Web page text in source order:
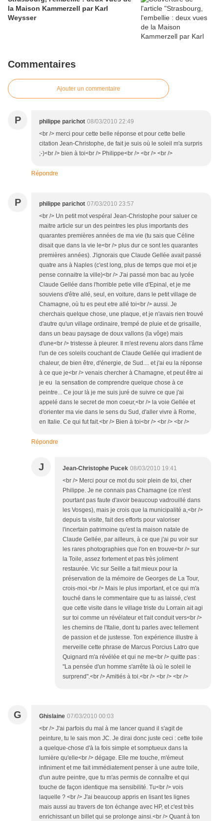
la Maison Kammerzell par Karl
Weysser
Commentaires
Ajouter un commentaire
P philippe parichot 08/03/2010 22:49
<br /> merci pour cette belle réponse et pour cette belle
citation Jean-Christophe, de fait je suis où le soleil m'a surpris
;-)<br /> bien à toi<br /> Philippe<br /> <br /> <br />
Répondre
P philippe parichot 07/03/2010 23:57
<br /> Un petit mot vespéral Jean-Christophe pour saluer ce
maitre article sur un des peintres les plus importants des
quarantes premières années de ma vie (tu sais que Céline
disait que dans la vie le<br /> plus dur ce sont les quarantes
premières années). J'ignorais que Claude Gellée avait passé
quatre ans à Naples (c'est long, plus de temps que moi et je
pense connaitre la ville)<br /> J'ai passé mon bac au lycée
Claude Gellée dans l'horrible petie ville d'Epinal, et je me
souviens d'être allé, seul, en voiture, dans le petit village de
Chamagne, où tu es peut etre allé toi<br /> aussi. Je
cherchais quelque chose, une plaque, et je n'avais rien trouvé
d'autre qu'un village ordinaire, trempé de pluie et de grisaille,
dans un beau paysage de doux vallons (la vôge) mais
d'une<br /> tristesse à pleurer. Il m'est revenu alors dans l'âme
l'un de ces soleils couchant de Claude Gellée qui irradient de
chaleur, de bien être, d'énergie, de Sud.... et j'ai eu la réponse
à ce que je<br /> venais chercher à Chamagne, et peut être ai
je eu la sensation de comprendre quelque chose à ce
peintre... Ce jour là je me suis juré de suivre ce que j'ai
appelé dans le secret de mon coeur,<br /> la voie Gellée et
d'orienter ma vie dans le sens du Sud, d'aller vivre à Rome,
en Italie. Ce qui fut fait.<br /> Bien à toi<br /> <br /> <br />
Répondre
J Jean-Christophe Pucek 08/03/2010 19:41
<br /> Merci pour ce mot du soir plein de toi, cher
Philippe. Je ne connais pas Chamagne (ce n'est
pourtant pas faute d'avoir beaucoup vadrouillé dans
les Vosges), mais je crois que la municipalité a,<br />
depuis ta visite, fait des efforts pour valoriser
l'incertain patrimoine qu'est la maison natale de
Claude Gellée, par ailleurs, à ce que j'ai pu voir sur
les rares photographies que l'on en trouve<br /> sur
la Toile, assez fortement et pas très joliment
restaurée. Vic sur Seille a fait mieux pour la
préservation de la mémoire de Georges de La Tour,
crois-moi.<br /> Mais le plus important, et ce qui m'a
touché dans le commentaire que tu as laissé, c'est
que cette visite dans le village triste du Lorrain ait agi
sur toi comme un révélateur et t'ait conduit vers<br />
les chemins de l'Italie, dont tu parles avec tellement
de passion et de justesse. Ton expérience illustre à
merveille cette phrase de Marcus Porcius Latro que
Quignard m'a révélée et qui ne me<br /> quitte pas :
"La pensée d'un homme s'arrête là où le soleil le
surprend".<br /> Amitiés à toi.<br /> <br /> <br />
G Ghislaine 07/03/2010 00:03
<br /> J'ai parfois du mal à me lancer quand il s'agit de
peinture, tu le sais mon JC. Je dirai donc juste ceci : cette toile
a quelque-chose d'à la fois simple et somptueux dans la
lumière qu'elle<br /> dégage. Elle me touche, m'émeut
infiniment et me fait immédiatement penser à une autre toile,
d'un autre peintre, que tu m'as permis de connaître et qui
touche de façon identique ma sensibilité. Tu<br /> vois
laquelle ? <br /> J'ai beaucoup appris en lisant tes lignes
mais aussi au travers de ton échange avec HP, et c'est très
enrichissant un billet qui se prolonge ainsi.<br /> Quant à ton